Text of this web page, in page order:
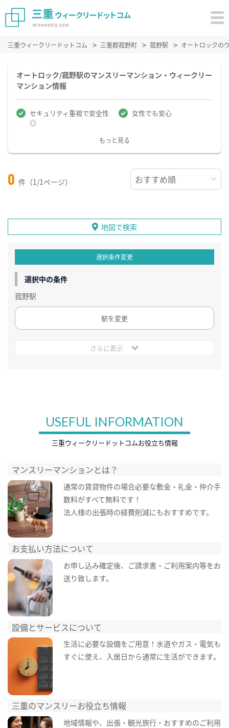
三重ウィークリードットコム 三重郡菰野町 菰野駅 オートロックの
オートロック/菰野駅のマンスリーマンション・ウィークリー
マンション情報
セキュリティ重視で安全性
◎
女性でも安心
もっと見る
0 件（1/1ページ）
地図で検索
選択条件変更
選択中の条件
菰野駅
駅を変更
さらに表示
USEFUL INFORMATION
三重ウィークリードットコムお役立ち情報
マンスリーマンションとは？
通常の賃貸物件の場合必要な敷金・礼金・仲介手
数料がすべて無料です！
法人様の出張時の経費削減にもおすすめです。
お支払い方法について
お申し込み確定後、ご請求書・ご利用案内等をお
送り致します。
設備とサービスについて
生活に必要な設備をご用意！水道やガス・電気も
すぐに使え、入居日から通常に生活ができます。
三重のマンスリーお役立ち情報
地域情報や、出張・観光旅行・おすすめのご利用